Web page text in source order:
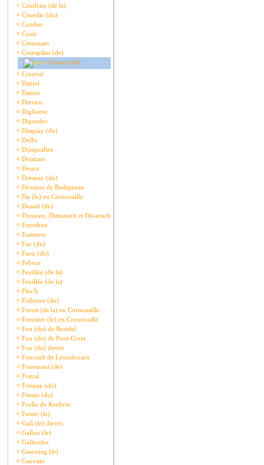
¤ Coudraie (de la)
¤ Couedic (du)
¤ Cozden
¤ Cozic
¤ Crenezant
¤ Croespilau (de)
Crozon (de)
¤ Crozval
¤ Daniel
¤ Dantec
¤ Derrien
¤ Digloerec
¤ Digoedec
¤ Disquay (du)
¤ Dollo
¤ Dongoallen
¤ Donnars
¤ Douce
¤ Dresnay (du)
¤ Droniou de Bodigneau
¤ Du (le) en Cornouaille
¤ Duault (de)
¤ Dymoen, Dimanach et Divanach
¤ Ernothon
¤ Euzenou
¤ Fao (du)
¤ Faou (du)
¤ Febvre
¤ Feuillée (de la)
¤ Feuillée (de la)
¤ Floc'h
¤ Follezou (du)
¤ Forest (de la) en Cornouaille
¤ Forestier (le) en Cornouaille
¤ Fou (du) de Bezidel
¤ Fou (du) de Pont-Croix
¤ Fou (du) divers
¤ Foucault de Lesoulouarn
¤ Fouesnant (de)
¤ Fraval
¤ Fresnay (du)
¤ Fresne (du)
¤ Frollo de Kerlivio
¤ Fustec (le)
¤ Gall (le) divers
¤ Gallou (le)
¤ Galloudec
¤ Gascoing (le)
¤ Gauvain